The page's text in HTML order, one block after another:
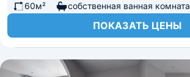
60м²
собственная ванная комната
ПОКАЗАТЬ ЦЕНЫ